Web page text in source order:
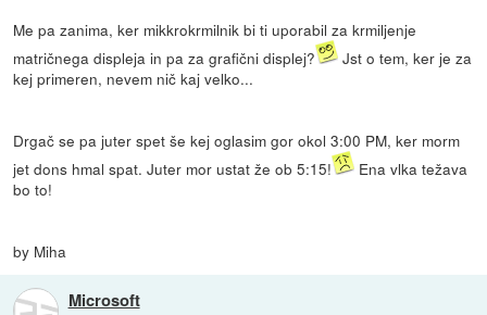
Me pa zanima, ker mikkrokrmilnik bi ti uporabil za krmiljenje
matričnega displeja in pa za grafični displej?
Jst o tem, ker je za
kej primeren, nevem nič kaj velko...
Drgač se pa juter spet še kej oglasim gor okol 3:00 PM, ker morm
jet dons hmal spat. Juter mor ustat že ob 5:15!
Ena vlka težava
bo to!
by Miha
Microsoft